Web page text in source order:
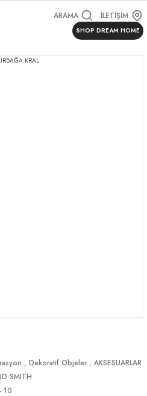
ARAMA İLETİŞİM
SHOP DREAM HOME
, Dekoratif Objeler , AKSESUARLAR
SMITH
10